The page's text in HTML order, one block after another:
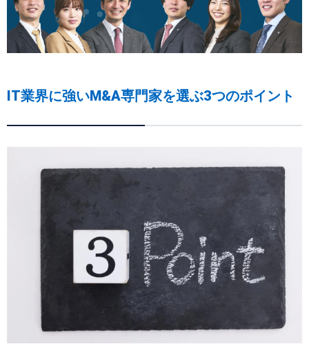
IT業界に強いM&A専門家を選ぶ3つのポイント